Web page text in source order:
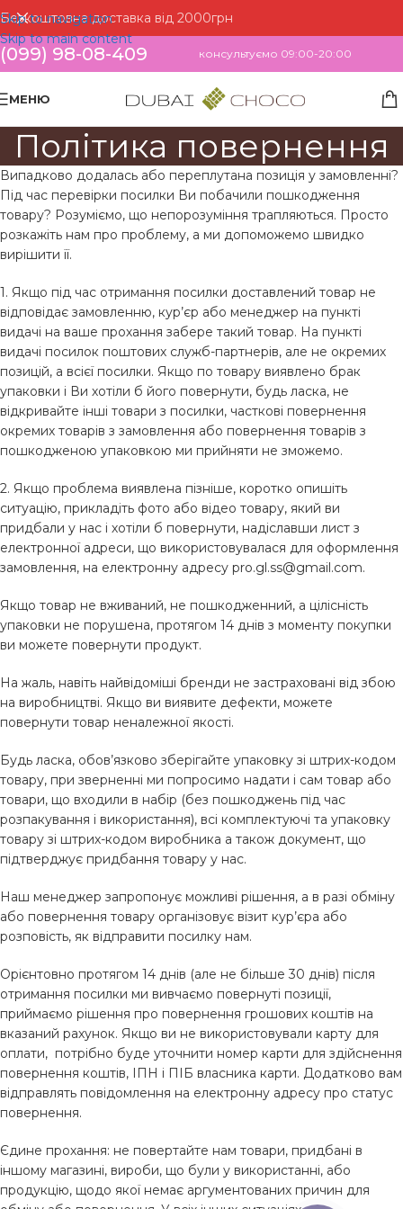
Skip to navigation
Skip to main content
Безкоштовна доставка від 2000грн
(099) 98-08-409 консультуємо 09:00-20:00
МЕНЮ
Політика повернення
Випадково додалась або переплутана позиція у замовленні?
Під час перевірки посилки Ви побачили пошкодження
товару? Розуміємо, що непорозуміння трапляються. Просто
розкажіть нам про проблему, а ми допоможемо швидко
вирішити її.
1. Якщо під час отримання посилки доставлений товар не
відповідає замовленню, кур’єр або менеджер на пункті
видачі на ваше прохання забере такий товар. На пункті
видачі посилок поштових служб-партнерів, але не окремих
позицій, а всієї посилки. Якщо по товару виявлено брак
упаковки і Ви хотіли б його повернути, будь ласка, не
відкривайте інші товари з посилки, часткові повернення
окремих товарів з замовлення або повернення товарів з
пошкодженою упаковкою ми прийняти не зможемо.
2. Якщо проблема виявлена ​​пізніше, коротко опишіть
ситуацію, прикладіть фото або відео товару, який ви
придбали у нас і хотіли б повернути, надіславши лист з
електронної адреси, що використовувалася для оформлення
замовлення, на електронну адресу pro.gl.ss@gmail.com.
Якщо товар не вживаний, не пошкодженний, а цілісність
упаковки не порушена, протягом 14 днів з моменту покупки
ви можете повернути продукт.
На жаль, навіть найвідоміші бренди не застраховані від збою
на виробництві. Якщо ви виявите дефекти, можете
повернути товар неналежної якості.
Будь ласка, обов’язково зберігайте упаковку зі штрих-кодом
товару, при зверненні ми попросимо надати і сам товар або
товари, що входили в набір (без пошкоджень під час
розпакування і використання), всі комплектуючі та упаковку
товару зі штрих-кодом виробника а також документ, що
підтверджує придбання товару у нас.
Наш менеджер запропонує можливі рішення, а в разі обміну
або повернення товару організовує візит кур’єра або
розповість, як відправити посилку нам.
Орієнтовно протягом 14 днів (але не більше 30 днів) після
отримання посилки ми вивчаємо повернуті позиції,
приймаємо рішення про повернення грошових коштів на
вказаний рахунок. Якщо ви не використовували карту для
оплати, потрібно буде уточнити номер карти для здійснення
повернення коштів, ІПН і ПІБ власника карти. Додатково вам
відправлять повідомлення на електронну адресу про статус
повернення.
Єдине прохання: не повертайте нам товари, придбані в
іншому магазині, вироби, що були у використанні, або
продукцію, щодо якої немає аргументованих причин для